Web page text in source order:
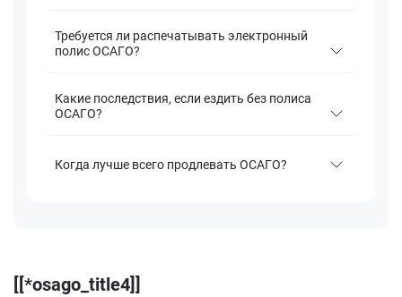
Требуется ли распечатывать электронный
полис ОСАГО?
Какие последствия, если ездить без полиса
ОСАГО?
Когда лучше всего продлевать ОСАГО?
[[*osago_title4]]